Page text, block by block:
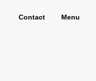
Contact Menu